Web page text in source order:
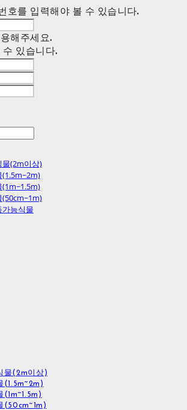
호를 입력해야 볼 수 있습니다.
해주세요.
수 있습니다.
물(2m이상)
(1.5m~2m)
(1m~1.5m)
(50cm~1m)
가능식물
물(2m이상)
(1.5m~2m)
(1m~1.5m)
(50cm~1m)